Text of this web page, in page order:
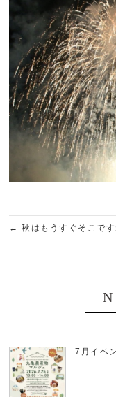
← 秋はもうすぐそこです
7月イベ